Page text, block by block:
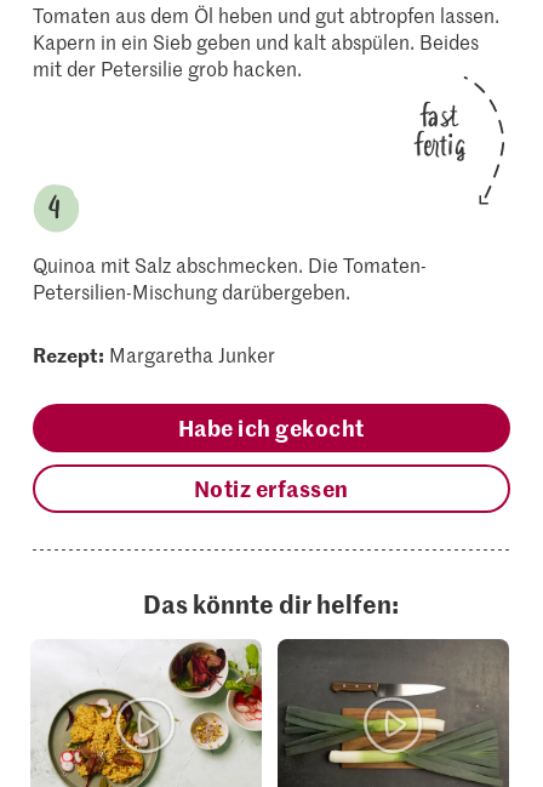
Tomaten aus dem Öl heben und gut abtropfen lassen.
Kapern in ein Sieb geben und kalt abspülen. Beides
mit der Petersilie grob hacken.
fast
fertig
Quinoa mit Salz abschmecken. Die Tomaten-
Petersilien-Mischung darübergeben.
Rezept: Margaretha Junker
Habe ich gekocht
Notiz erfassen
Das könnte dir helfen: